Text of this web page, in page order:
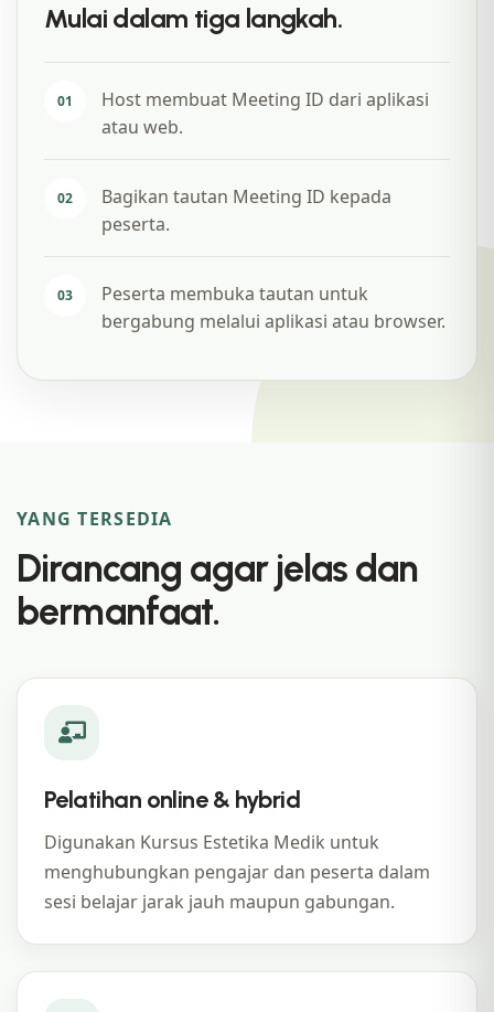
Mulai dalam tiga langkah.
01
Host membuat Meeting ID dari aplikasi
atau web.
02
Bagikan tautan Meeting ID kepada
peserta.
03
Peserta membuka tautan untuk
bergabung melalui aplikasi atau browser.
YANG TERSEDIA
Dirancang agar jelas dan
bermanfaat.
Pelatihan online & hybrid
Digunakan Kursus Estetika Medik untuk
menghubungkan pengajar dan peserta dalam
sesi belajar jarak jauh maupun gabungan.